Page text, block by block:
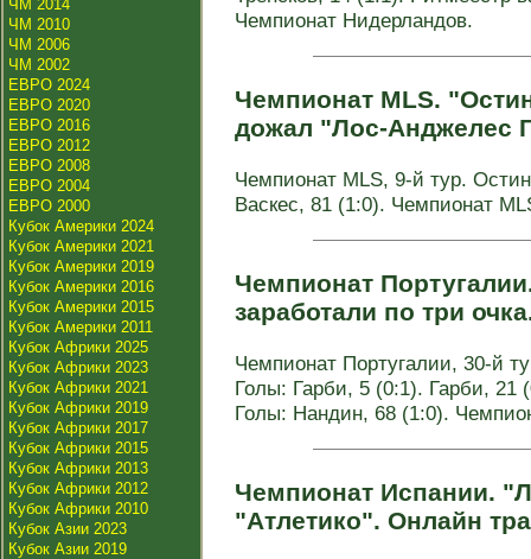
ЧМ 2014
ЧМ 2010
ЧМ 2006
ЧМ 2002
ЕВРО 2024
ЕВРО 2020
ЕВРО 2016
ЕВРО 2012
ЕВРО 2008
ЕВРО 2004
ЕВРО 2000
Кубок Америки 2024
Кубок Америки 2021
Кубок Америки 2019
Кубок Америки 2016
Кубок Америки 2015
Кубок Америки 2011
Кубок Африки 2025
Кубок Африки 2023
Кубок Африки 2021
Кубок Африки 2019
Кубок Африки 2017
Кубок Африки 2015
Кубок Африки 2013
Кубок Африки 2012
Кубок Африки 2010
Кубок Азии 2023
Кубок Азии 2019
Чемпионат Нидерландов.
Чемпионат MLS.
дожал "Лос-Анджелес
Чемпионат MLS, 9-й тур.
Васкес, 81 (1:0). Чемпионат
Чемпионат
заработали по три
Чемпионат Португалии, 30-й
Голы: Гарби, 5 (0:1). Гарби, 21
Голы: Нандин, 68 (1:0).
Чемпионат Испании.
"Атлетико". Онлайн